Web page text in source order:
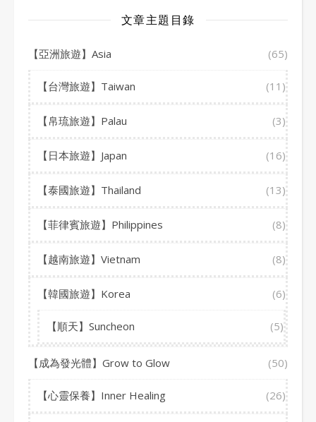
文章主題目錄
【亞洲旅遊】Asia (65)
【台灣旅遊】Taiwan (11)
【帛琉旅遊】Palau (3)
【日本旅遊】Japan (16)
【泰國旅遊】Thailand (13)
【菲律賓旅遊】Philippines (8)
【越南旅遊】Vietnam (8)
【韓國旅遊】Korea (6)
【順天】Suncheon (5)
【成為發光體】Grow to Glow (50)
【心靈保養】Inner Healing (26)